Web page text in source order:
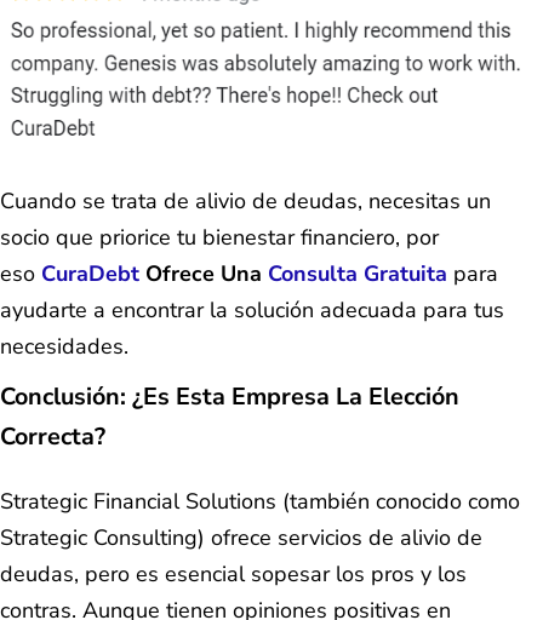
Cuando se trata de alivio de deudas, necesitas un
socio que priorice tu bienestar financiero, por
eso CuraDebt Ofrece Una Consulta Gratuita para
ayudarte a encontrar la solución adecuada para tus
necesidades.
Conclusión: ¿Es Esta Empresa La Elección
Correcta?
Strategic Financial Solutions (también conocido como
Strategic Consulting) ofrece servicios de alivio de
deudas, pero es esencial sopesar los pros y los
contras. Aunque tienen opiniones positivas en